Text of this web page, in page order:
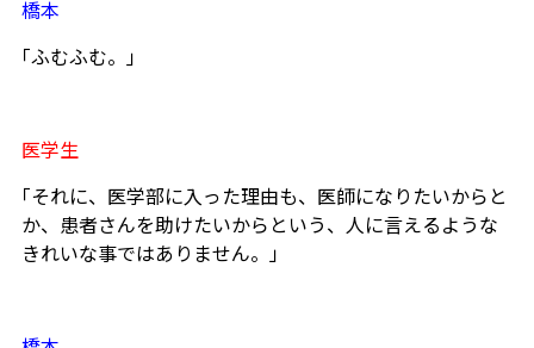
橋本
｢ふむふむ。｣
医学生
｢それに、医学部に入った理由も、医師になりたいからと
か、患者さんを助けたいからという、人に言えるような
きれいな事ではありません。」